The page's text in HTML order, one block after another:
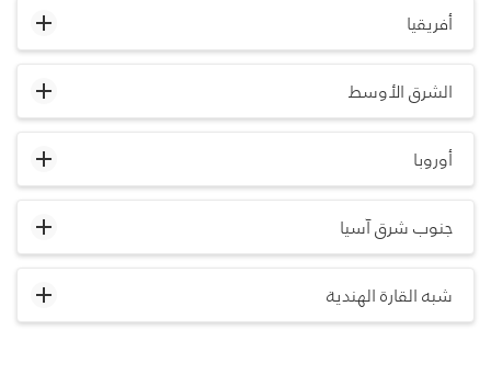
أفريقيا
الشرق الأوسط
أوروبا
جنوب شرق آسيا
شبه القارة الهندية